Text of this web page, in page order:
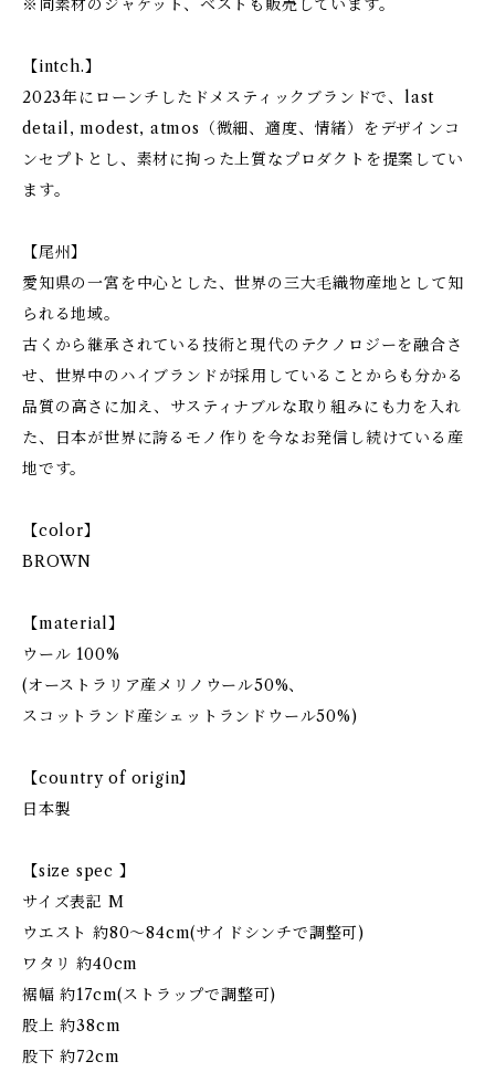
※同素材のジャケット、ベストも販売しています。
【intch.】
2023年にローンチしたドメスティックブランドで、last
detail, modest, atmos（微細、適度、情緒）をデザインコ
ンセプトとし、素材に拘った上質なプロダクトを提案してい
ます。
【尾州】
愛知県の一宮を中心とした、世界の三大毛織物産地として知
られる地域。
古くから継承されている技術と現代のテクノロジーを融合さ
せ、世界中のハイブランドが採用していることからも分かる
品質の高さに加え、サスティナブルな取り組みにも力を入れ
た、日本が世界に誇るモノ作りを今なお発信し続けている産
地です。
【color】
BROWN
【material】
ウール 100%
(オーストラリア産メリノウール50%、
スコットランド産シェットランドウール50%)
【country of origin】
日本製
【size spec 】
サイズ表記 M
ウエスト 約80〜84cm(サイドシンチで調整可)
ワタリ 約40cm
裾幅 約17cm(ストラップで調整可)
股上 約38cm
股下 約72cm